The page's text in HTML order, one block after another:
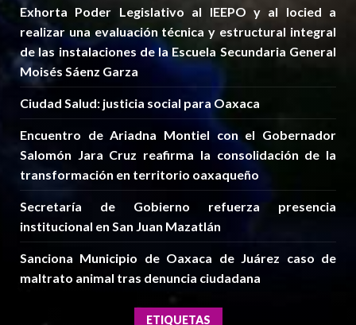
Exhorta Poder Legislativo al IEEPO y al Iocied a
realizar una evaluación técnica y estructural integral
de las instalaciones de la Escuela Secundaria General
Moisés Sáenz Garza
Ciudad Salud: justicia social para Oaxaca
Encuentro de Ariadna Montiel con el Gobernador
Salomón Jara Cruz reafirma la consolidación de la
transformación en territorio oaxaqueño
Secretaría de Gobierno refuerza presencia
institucional en San Juan Mazatlán
Sanciona Municipio de Oaxaca de Juárez caso de
maltrato animal tras denuncia ciudadana
ETIQUETAS